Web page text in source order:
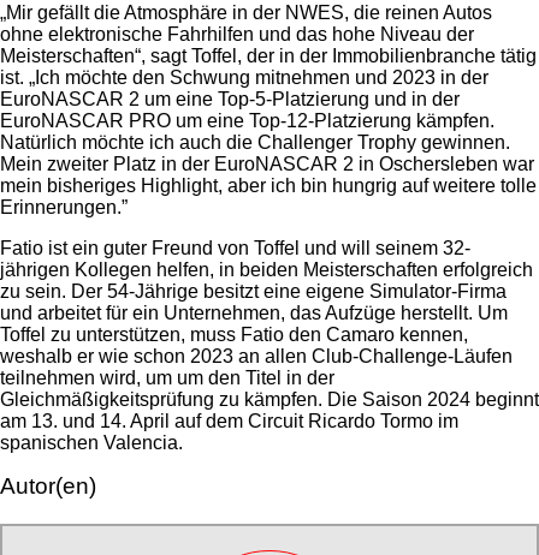
„Mir gefällt die Atmosphäre in der NWES, die reinen Autos
ohne elektronische Fahrhilfen und das hohe Niveau der
Meisterschaften“, sagt Toffel, der in der Immobilienbranche tätig
ist. „Ich möchte den Schwung mitnehmen und 2023 in der
EuroNASCAR 2 um eine Top-5-Platzierung und in der
EuroNASCAR PRO um eine Top-12-Platzierung kämpfen.
Natürlich möchte ich auch die Challenger Trophy gewinnen.
Mein zweiter Platz in der EuroNASCAR 2 in Oschersleben war
mein bisheriges Highlight, aber ich bin hungrig auf weitere tolle
Erinnerungen.”
Fatio ist ein guter Freund von Toffel und will seinem 32-
jährigen Kollegen helfen, in beiden Meisterschaften erfolgreich
zu sein. Der 54-Jährige besitzt eine eigene Simulator-Firma
und arbeitet für ein Unternehmen, das Aufzüge herstellt. Um
Toffel zu unterstützen, muss Fatio den Camaro kennen,
weshalb er wie schon 2023 an allen Club-Challenge-Läufen
teilnehmen wird, um um den Titel in der
Gleichmäßigkeitsprüfung zu kämpfen. Die Saison 2024 beginnt
am 13. und 14. April auf dem Circuit Ricardo Tormo im
spanischen Valencia.
Autor(en)